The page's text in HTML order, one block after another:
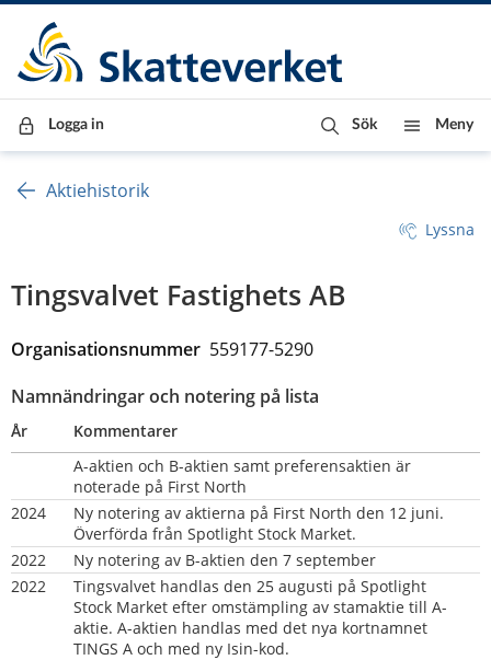
Till innehåll
Till navigationen
Till chattrobot
Logga in Sök Meny
Aktiehistorik
Lyssna
Tingsvalvet Fastighets AB
Organisationsnummer 559177-5290
Namnändringar och notering på lista
År
Kommentarer
A-aktien och B-aktien samt preferensaktien är
noterade på First North
2024
Ny notering av aktierna på First North den 12 juni.
Överförda från Spotlight Stock Market.
2022
Ny notering av B-aktien den 7 september
2022
Tingsvalvet handlas den 25 augusti på Spotlight
Stock Market efter omstämpling av stamaktie till A-
aktie. A-aktien handlas med det nya kortnamnet
TINGS A och med ny Isin-kod.